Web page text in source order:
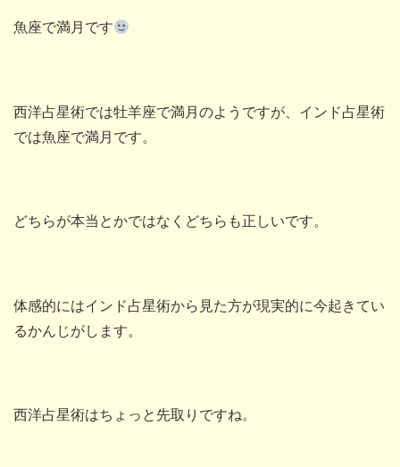
魚座で満月です
西洋占星術では牡羊座で満月のようですが、インド占星術
では魚座で満月です。
どちらが本当とかではなくどちらも正しいです。
体感的にはインド占星術から見た方が現実的に今起きてい
るかんじがします。
西洋占星術はちょっと先取りですね。